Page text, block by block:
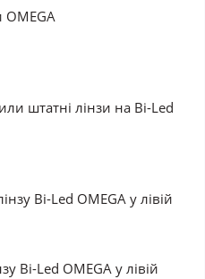
OMEGA
штатні лінзи на Bi-Led
Bi-Led OMEGA у лівій